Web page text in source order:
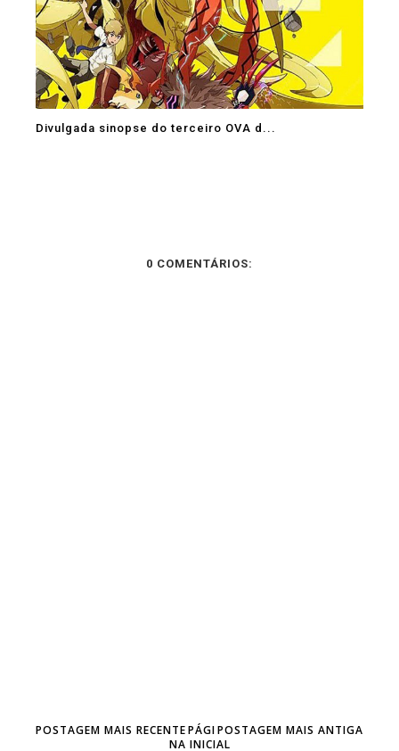
Divulgada sinopse do terceiro OVA d...
0 COMENTÁRIOS:
POSTAGEM MAIS RECENTE POSTAGEM MAIS ANTIGA
PÁGI
NA INICIAL